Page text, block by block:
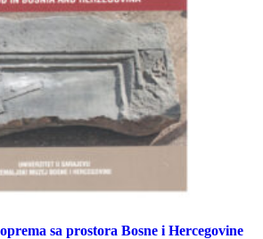
sa prostora Bosne i Hercegovine